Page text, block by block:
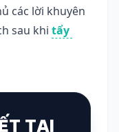
các lời khuyên
sau khi tẩy
TẠI